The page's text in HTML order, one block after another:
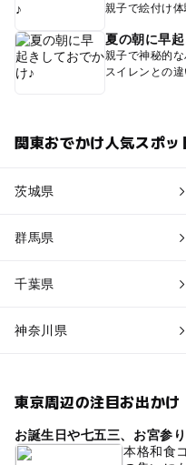
親子で絵付け
夏の朝に早
親子で神秘的
スイレンとの
関東おでかけ人気スポッ
茨城県
群馬県
千葉県
神奈川県
東京周辺の注目お出かけ
お誕生日や七五三、お宮参
本格和食